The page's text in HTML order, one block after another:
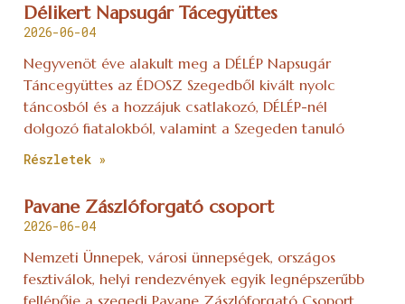
Délikert Napsugár Tácegyüttes
2026-06-04
Negyvenöt éve alakult meg a DÉLÉP Napsugár
Táncegyüttes az ÉDOSZ Szegedből kivált nyolc
táncosból és a hozzájuk csatlakozó, DÉLÉP-nél
dolgozó fiatalokból, valamint a Szegeden tanuló
Részletek »
Pavane Zászlóforgató csoport
2026-06-04
Nemzeti Ünnepek, városi ünnepségek, országos
fesztiválok, helyi rendezvények egyik legnépszerűbb
fellépője a szegedi Pavane Zászlóforgató Csoport.